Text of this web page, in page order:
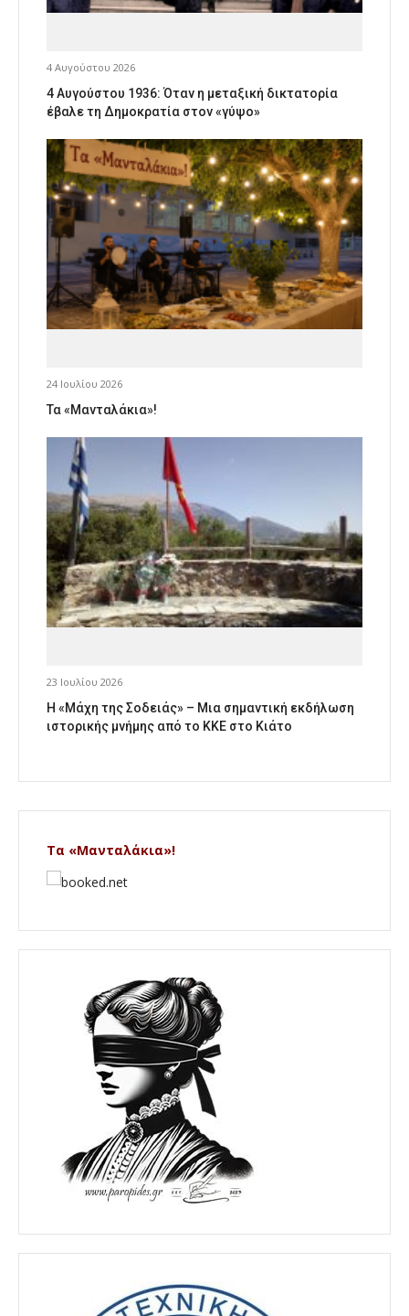
4 Αυγούστου 2026
4 Αυγούστου 1936: Όταν η μεταξική δικτατορία
έβαλε τη Δημοκρατία στον «γύψο»
24 Ιουλίου 2026
Τα «Μανταλάκια»!
23 Ιουλίου 2026
Η «Μάχη της Σοδειάς» – Μια σημαντική εκδήλωση
ιστορικής μνήμης από το ΚΚΕ στο Κιάτο
Τα «Μανταλάκια»!